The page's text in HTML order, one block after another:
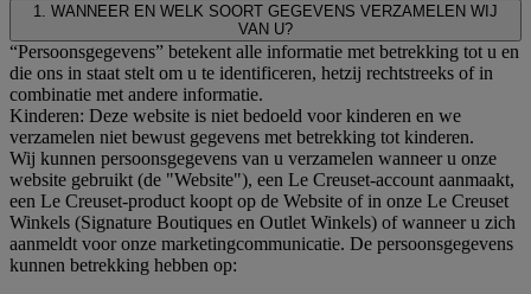
1. WANNEER EN WELK SOORT GEGEVENS VERZAMELEN WIJ
VAN U?
“Persoonsgegevens” betekent alle informatie met betrekking tot u en
die ons in staat stelt om u te identificeren, hetzij rechtstreeks of in
combinatie met andere informatie.
Kinderen: Deze website is niet bedoeld voor kinderen en we
verzamelen niet bewust gegevens met betrekking tot kinderen.
Wij kunnen persoonsgegevens van u verzamelen wanneer u onze
website gebruikt (de "Website"), een Le Creuset-account aanmaakt,
een Le Creuset-product koopt op de Website of in onze Le Creuset
Winkels (Signature Boutiques en Outlet Winkels) of wanneer u zich
aanmeldt voor onze marketingcommunicatie. De persoonsgegevens
kunnen betrekking hebben op: